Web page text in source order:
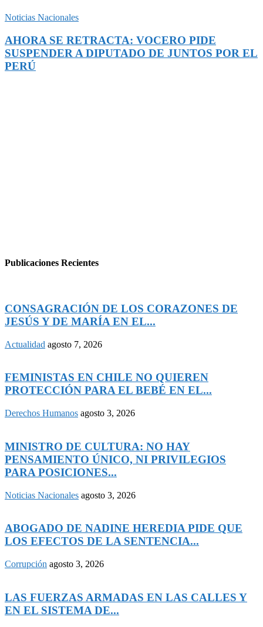
Noticias Nacionales
AHORA SE RETRACTA: VOCERO PIDE
SUSPENDER A DIPUTADO DE JUNTOS POR EL
PERÚ
Publicaciones Recientes
CONSAGRACIÓN DE LOS CORAZONES DE
JESÚS Y DE MARÍA EN EL...
Actualidad agosto 7, 2026
FEMINISTAS EN CHILE NO QUIEREN
PROTECCIÓN PARA EL BEBÉ EN EL...
Derechos Humanos agosto 3, 2026
MINISTRO DE CULTURA: NO HAY
PENSAMIENTO ÚNICO, NI PRIVILEGIOS
PARA POSICIONES...
Noticias Nacionales agosto 3, 2026
ABOGADO DE NADINE HEREDIA PIDE QUE
LOS EFECTOS DE LA SENTENCIA...
Corrupción agosto 3, 2026
LAS FUERZAS ARMADAS EN LAS CALLES Y
EN EL SISTEMA DE...